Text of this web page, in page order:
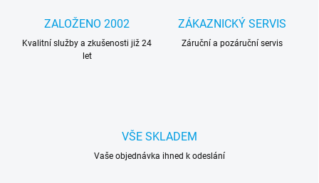
ZALOŽENO 2002
Kvalitní služby a zkušenosti již 24
let
ZÁKAZNICKÝ SERVIS
Záruční a pozáruční servis
VŠE SKLADEM
Vaše objednávka ihned k odeslání